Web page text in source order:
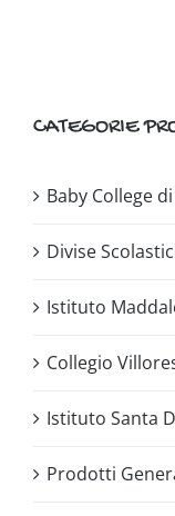
CATEGORIE
Baby College
Divise
Istituto
Collegio
Istituto Santa
Prodotti